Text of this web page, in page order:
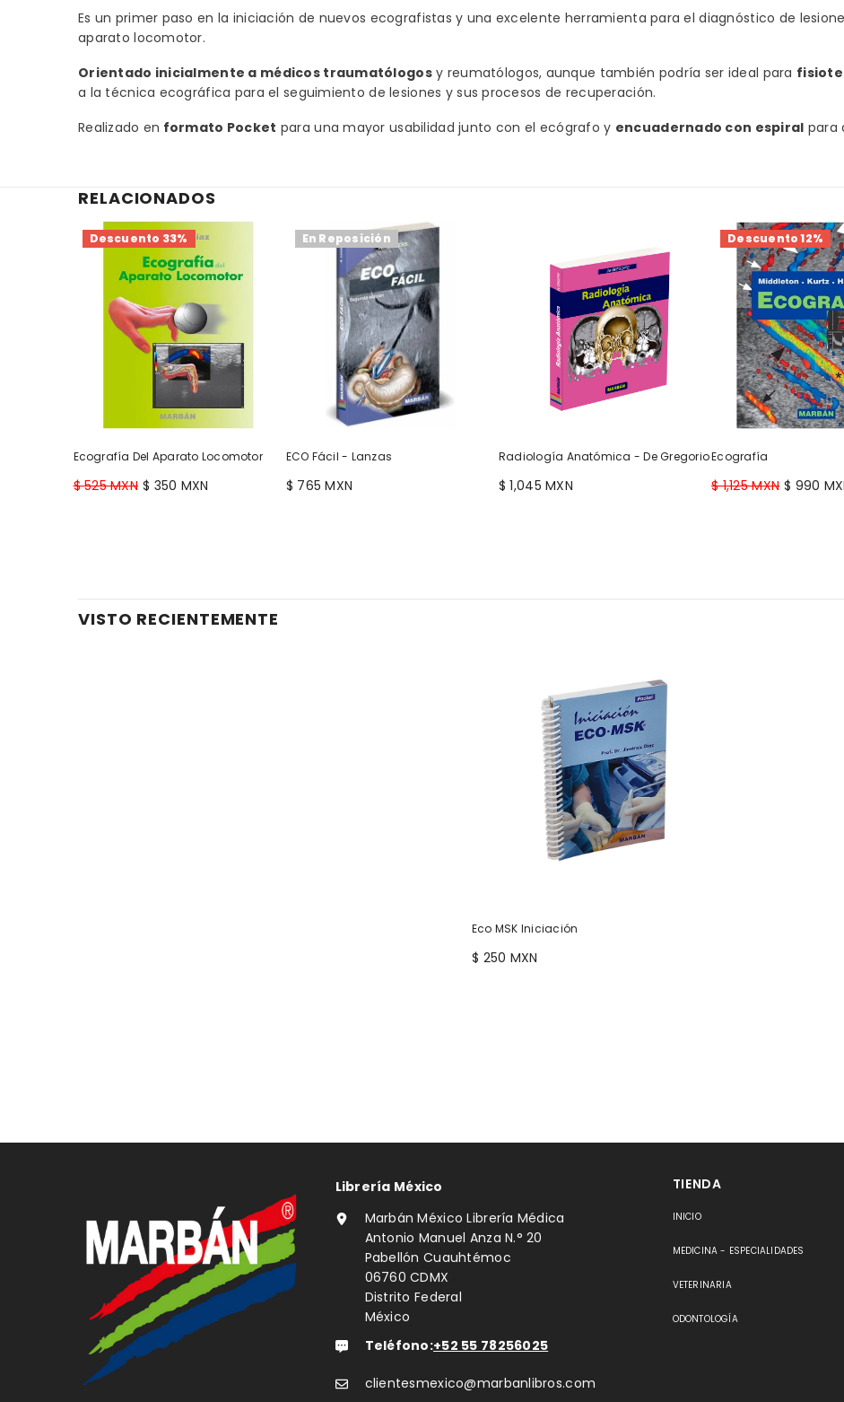
Es un primer paso en la iniciación de nuevos ecografistas y una excelente herramienta para el diagnóstico de
aparato locomotor.
Orientado inicialmente a médicos traumatólogosy reumatólogos, aunque también podría ser ideal para
a la técnica ecográfica para el seguimiento de lesiones y sus procesos de recuperación.
Realizado en formato Pocket para una mayor usabilidad junto con el ecógrafo y encuadernado con espiral para
RELACIONADOS
Descuento 33%
Ecografía Del Aparato Locomotor
$ 525 MXN $ 350 MXN
En Reposición
ECO Fácil - Lanzas
$ 765 MXN
Radiología Anatómica - De Gregorio
$ 1,045 MXN
Descuento 12%
Ecografía
$ 1,125 MXN $ 990
VISTO RECIENTEMENTE
Eco MSK Iniciación
$ 250 MXN
Librería México
Marbán México Librería Médica
Antonio Manuel Anza N.° 20
Pabellón Cuauhtémoc
06760 CDMX
Distrito Federal
México
Teléfono:+52 55 78256025
clientesmexico@marbanlibros.com
TIENDA
INICIO
MEDICINA - ESPECIALIDADES
VETERINARIA
ODONTOLOGÍA